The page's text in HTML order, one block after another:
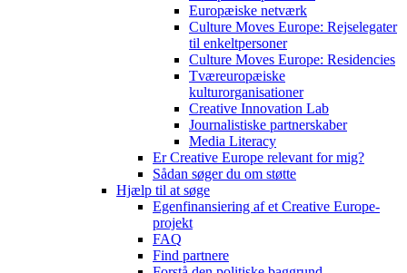
Europæiske netværk
Culture Moves Europe: Rejselegater
til enkeltpersoner
Culture Moves Europe: Residencies
Tværeuropæiske
kulturorganisationer
Creative Innovation Lab
Journalistiske partnerskaber
Media Literacy
Er Creative Europe relevant for mig?
Sådan søger du om støtte
Hjælp til at søge
Egenfinansiering af et Creative Europe-
projekt
FAQ
Find partnere